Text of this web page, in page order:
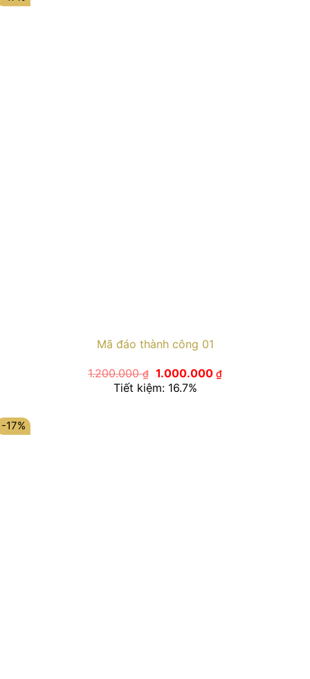
Mã đáo thành công 01
1.200.000₫ Giá
gốc
là:
1.000.000 ₫Giá
hiện
Tiết kiệm: 16.7%
-17%